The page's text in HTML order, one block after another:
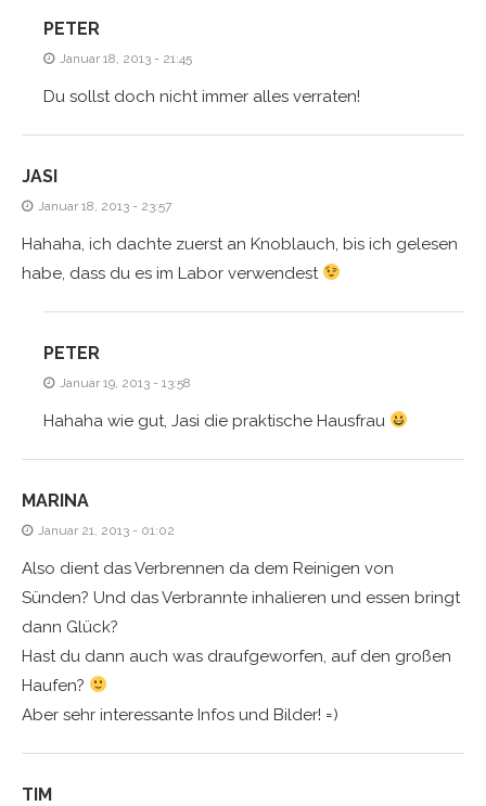
PETER
Januar 18, 2013 - 21:45
Du sollst doch nicht immer alles verraten!
JASI
Januar 18, 2013 - 23:57
Hahaha, ich dachte zuerst an Knoblauch, bis ich gelesen
habe, dass du es im Labor verwendest
PETER
Januar 19, 2013 - 13:58
Hahaha wie gut, Jasi die praktische Hausfrau
MARINA
Januar 21, 2013 - 01:02
Also dient das Verbrennen da dem Reinigen von
Sünden? Und das Verbrannte inhalieren und essen bringt
dann Glück?
Hast du dann auch was draufgeworfen, auf den großen
Haufen?
Aber sehr interessante Infos und Bilder! =)
TIM